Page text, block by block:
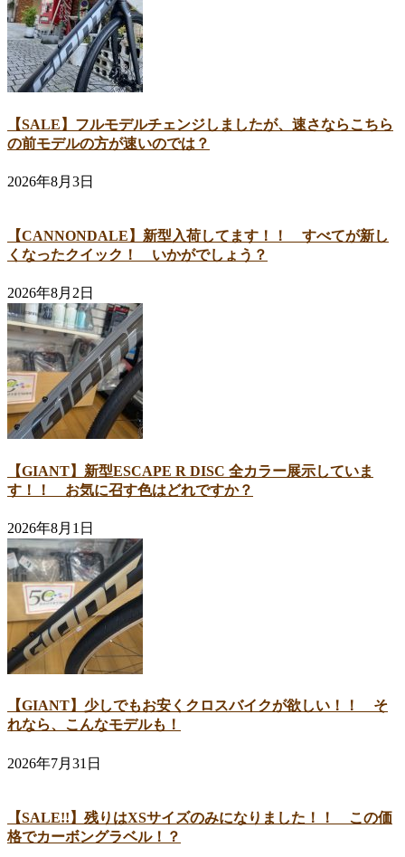
【SALE】フルモデルチェンジしましたが、速さならこちら
の前モデルの方が速いのでは？
2026年8月3日
【CANNONDALE】新型入荷してます！！ すべてが新し
くなったクイック！ いかがでしょう？
2026年8月2日
【GIANT】新型ESCAPE R DISC 全カラー展示していま
す！！ お気に召す色はどれですか？
2026年8月1日
【GIANT】少しでもお安くクロスバイクが欲しい！！ そ
れなら、こんなモデルも！
2026年7月31日
【SALE!!】残りはXSサイズのみになりました！！ この価
格でカーボングラベル！？